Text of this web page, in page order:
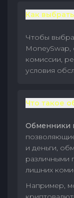
Как
Чтобы
MoneySwap,
комиссии,
условия
Что такое
Обменники
и деньги,
различными
лишних
Например,